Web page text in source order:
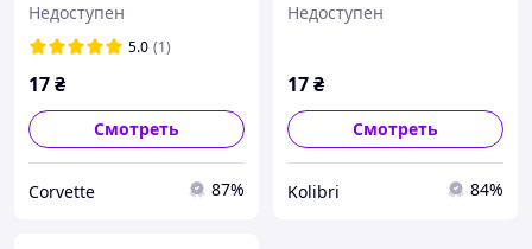
corvette
Недоступен
5.0 (1)
17₴
Смотреть
Corvette 87%
kolibri
Недоступен
17₴
Смотреть
Kolibri 84%